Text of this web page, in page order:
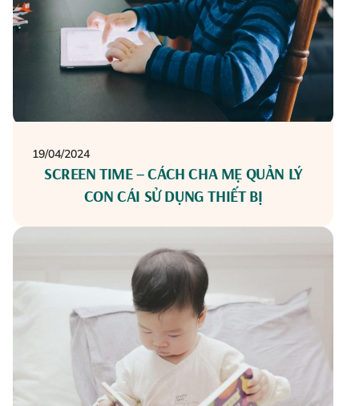
19/04/2024
SCREEN TIME – CÁCH CHA MẸ QUẢN LÝ
CON CÁI SỬ DỤNG THIẾT BỊ